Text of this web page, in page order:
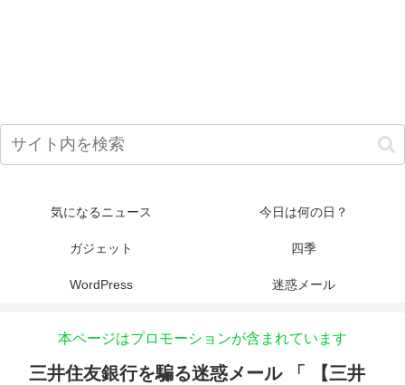
気になるニュース 今日は何の日？
ガジェット 四季
WordPress 迷惑メール
本ページはプロモーションが含まれています
三井住友銀行を騙る迷惑メール 「 【三井